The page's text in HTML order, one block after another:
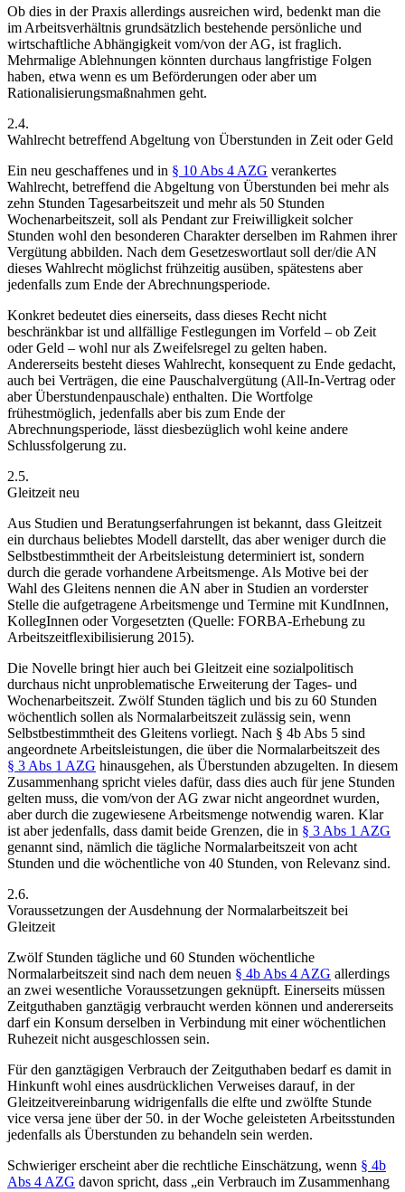
Ob dies in der Praxis allerdings ausreichen wird, bedenkt man die
im Arbeitsverhältnis grundsätzlich bestehende persönliche und
wirtschaftliche Abhängigkeit vom/von der AG, ist fraglich.
Mehrmalige Ablehnungen könnten durchaus langfristige Folgen
haben, etwa wenn es um Beförderungen oder aber um
Rationalisierungsmaßnahmen geht.
2.4.
Wahlrecht betreffend Abgeltung von Überstunden in Zeit oder Geld
Ein neu geschaffenes und in § 10 Abs 4 AZG verankertes
Wahlrecht, betreffend die Abgeltung von Überstunden bei mehr als
zehn Stunden Tagesarbeitszeit und mehr als 50 Stunden
Wochenarbeitszeit, soll als Pendant zur Freiwilligkeit solcher
Stunden wohl den besonderen Charakter derselben im Rahmen ihrer
Vergütung abbilden. Nach dem Gesetzeswortlaut soll der/die AN
dieses Wahlrecht möglichst frühzeitig ausüben, spätestens aber
jedenfalls zum Ende der Abrechnungsperiode.
Konkret bedeutet dies einerseits, dass dieses Recht nicht
beschränkbar ist und allfällige Festlegungen im Vorfeld – ob Zeit
oder Geld – wohl nur als Zweifelsregel zu gelten haben.
Andererseits besteht dieses Wahlrecht, konsequent zu Ende gedacht,
auch bei Verträgen, die eine Pauschalvergütung (All-In-Vertrag oder
aber Überstundenpauschale) enthalten. Die Wortfolge
frühestmöglich, jedenfalls aber bis zum Ende der
Abrechnungsperiode, lässt diesbezüglich wohl keine andere
Schlussfolgerung zu.
2.5.
Gleitzeit neu
Aus Studien und Beratungserfahrungen ist bekannt, dass Gleitzeit
ein durchaus beliebtes Modell darstellt, das aber weniger durch die
Selbstbestimmtheit der Arbeitsleistung determiniert ist, sondern
durch die gerade vorhandene Arbeitsmenge. Als Motive bei der
Wahl des Gleitens nennen die AN aber in Studien an vorderster
Stelle die aufgetragene Arbeitsmenge und Termine mit KundInnen,
KollegInnen oder Vorgesetzten (Quelle: FORBA-Erhebung zu
Arbeitszeitflexibilisierung 2015).
Die Novelle bringt hier auch bei Gleitzeit eine sozialpolitisch
durchaus nicht unproblematische Erweiterung der Tages- und
Wochenarbeitszeit. Zwölf Stunden täglich und bis zu 60 Stunden
wöchentlich sollen als Normalarbeitszeit zulässig sein, wenn
Selbstbestimmtheit des Gleitens vorliegt. Nach § 4b Abs 5 sind
angeordnete Arbeitsleistungen, die über die Normalarbeitszeit des
§ 3 Abs 1 AZG hinausgehen, als Überstunden abzugelten. In diesem
Zusammenhang spricht vieles dafür, dass dies auch für jene Stunden
gelten muss, die vom/von der AG zwar nicht angeordnet wurden,
aber durch die zugewiesene Arbeitsmenge notwendig waren. Klar
ist aber jedenfalls, dass damit beide Grenzen, die in § 3 Abs 1 AZG
genannt sind, nämlich die tägliche Normalarbeitszeit von acht
Stunden und die wöchentliche von 40 Stunden, von Relevanz sind.
2.6.
Voraussetzungen der Ausdehnung der Normalarbeitszeit bei
Gleitzeit
Zwölf Stunden tägliche und 60 Stunden wöchentliche
Normalarbeitszeit sind nach dem neuen § 4b Abs 4 AZG allerdings
an zwei wesentliche Voraussetzungen geknüpft. Einerseits müssen
Zeitguthaben ganztägig verbraucht werden können und andererseits
darf ein Konsum derselben in Verbindung mit einer wöchentlichen
Ruhezeit nicht ausgeschlossen sein.
Für den ganztägigen Verbrauch der Zeitguthaben bedarf es damit in
Hinkunft wohl eines ausdrücklichen Verweises darauf, in der
Gleitzeitvereinbarung widrigenfalls die elfte und zwölfte Stunde
vice versa jene über der 50. in der Woche geleisteten Arbeitsstunden
jedenfalls als Überstunden zu behandeln sein werden.
Schwieriger erscheint aber die rechtliche Einschätzung, wenn § 4b
Abs 4 AZG davon spricht, dass „ein Verbrauch im Zusammenhang